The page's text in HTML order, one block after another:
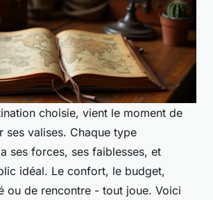
choisie, vient le moment de
ses valises. Chaque type
ses forces, ses faiblesses, et
idéal. Le confort, le budget,
ou de rencontre - tout joue. Voici